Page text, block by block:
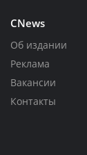
CNews
Об издании
Реклама
Вакансии
Контакты